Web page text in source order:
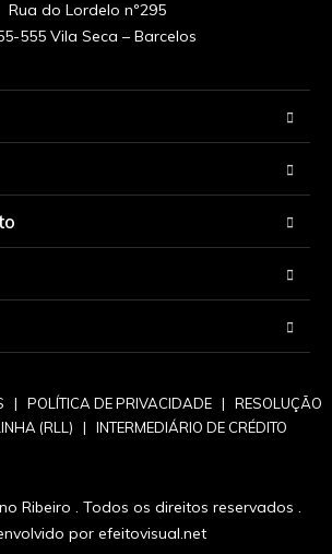
Rua do Lordelo nº295
| POLÍTICA DE PRIVACIDADE | RESOLUÇÃO
(RLL) | INTERMEDIÁRIO DE CRÉDITO
Ribeiro . Todos os direitos reservados .
por efeitovisual.net